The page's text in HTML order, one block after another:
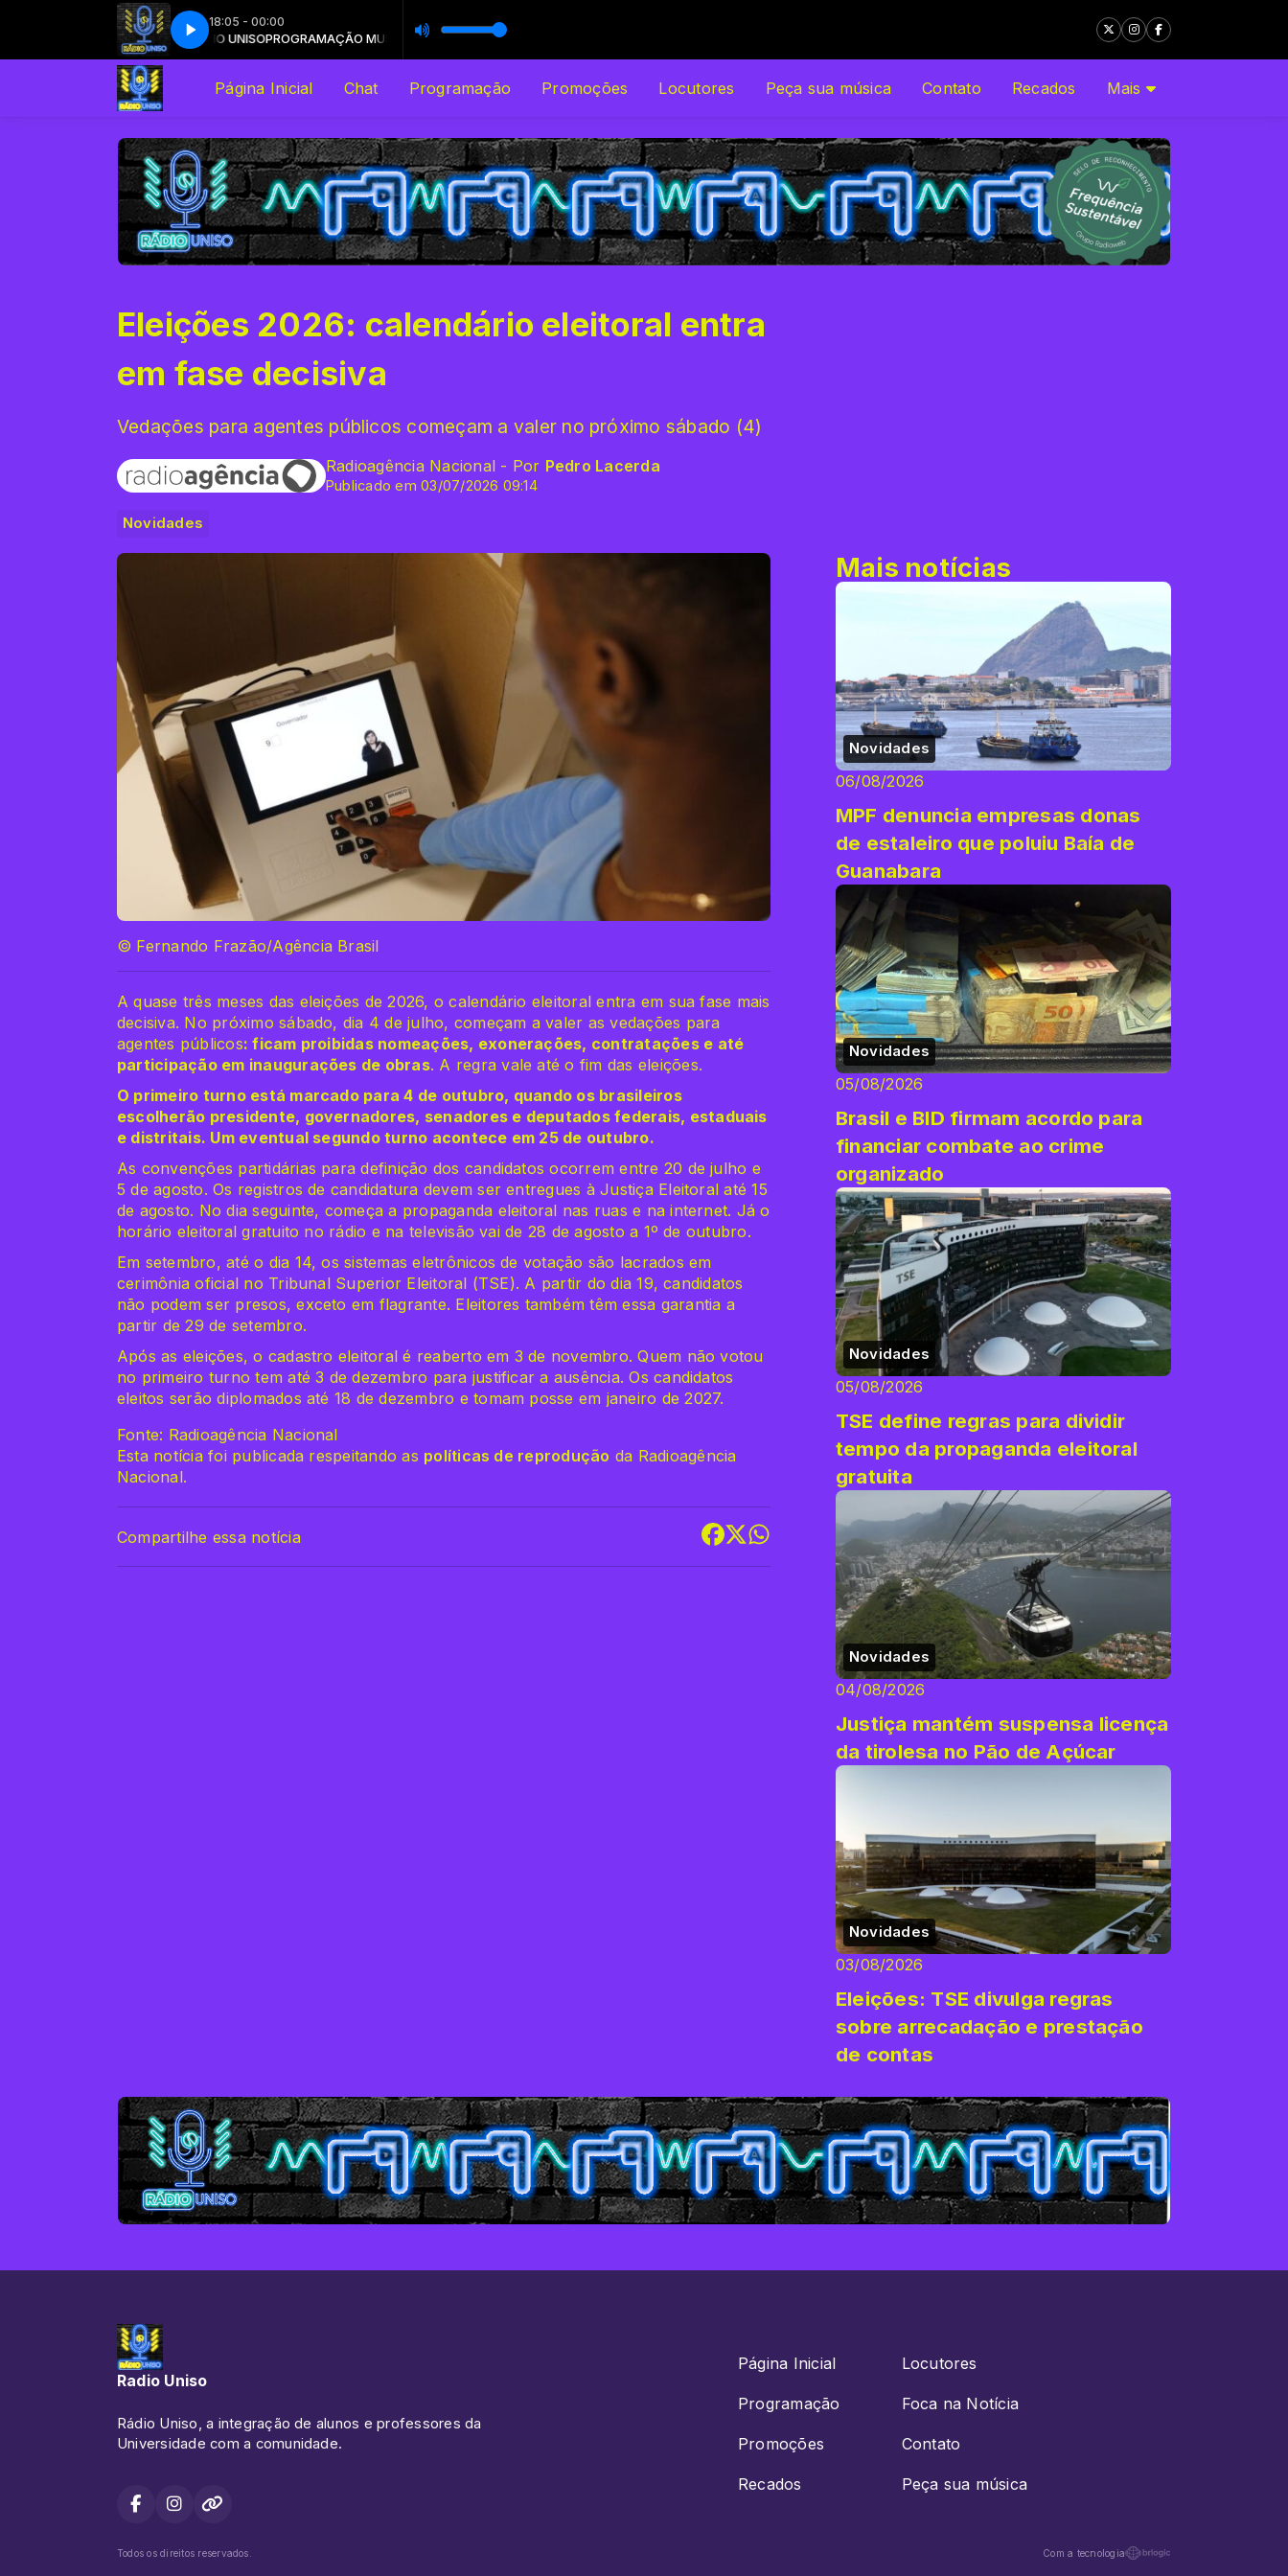
18:05 - 00:00
MUSICAL com RÁDIO UNISOPROGRAMAÇÃO MUSICAL com RÁDIO UNISO
Night (feat. Keyshia Cole) (Radio Edit)Diddy - Last Night (feat. Keyshia Cole) (Radio Edit)
Página Inicial Chat Programação Promoções Locutores Peça sua música Contato Recados Mais
Eleições 2026: calendário eleitoral entra
em fase decisiva
Vedações para agentes públicos começam a valer no próximo sábado (4)
Radioagência Nacional - Por Pedro Lacerda
Publicado em 03/07/2026 09:14
Novidades
© Fernando Frazão/Agência Brasil
A quase três meses das eleições de 2026, o calendário eleitoral entra em sua fase mais
decisiva. No próximo sábado, dia 4 de julho, começam a valer as vedações para
agentes públicos: ficam proibidas nomeações, exonerações, contratações e até
participação em inaugurações de obras. A regra vale até o fim das eleições.
O primeiro turno está marcado para 4 de outubro, quando os brasileiros
escolherão presidente, governadores, senadores e deputados federais, estaduais
e distritais. Um eventual segundo turno acontece em 25 de outubro.
As convenções partidárias para definição dos candidatos ocorrem entre 20 de julho e
5 de agosto. Os registros de candidatura devem ser entregues à Justiça Eleitoral até 15
de agosto. No dia seguinte, começa a propaganda eleitoral nas ruas e na internet. Já o
horário eleitoral gratuito no rádio e na televisão vai de 28 de agosto a 1º de outubro.
Em setembro, até o dia 14, os sistemas eletrônicos de votação são lacrados em
cerimônia oficial no Tribunal Superior Eleitoral (TSE). A partir do dia 19, candidatos
não podem ser presos, exceto em flagrante. Eleitores também têm essa garantia a
partir de 29 de setembro.
Após as eleições, o cadastro eleitoral é reaberto em 3 de novembro. Quem não votou
no primeiro turno tem até 3 de dezembro para justificar a ausência. Os candidatos
eleitos serão diplomados até 18 de dezembro e tomam posse em janeiro de 2027.
Fonte: Radioagência Nacional
Esta notícia foi publicada respeitando as políticas de reprodução da Radioagência
Nacional.
Compartilhe essa notícia
Mais notícias
Novidades
06/08/2026
MPF denuncia empresas donas
de estaleiro que poluiu Baía de
Guanabara
Novidades
05/08/2026
Brasil e BID firmam acordo para
financiar combate ao crime
organizado
Novidades
05/08/2026
TSE define regras para dividir
tempo da propaganda eleitoral
gratuita
Novidades
04/08/2026
Justiça mantém suspensa licença
da tirolesa no Pão de Açúcar
Novidades
03/08/2026
Eleições: TSE divulga regras
sobre arrecadação e prestação
de contas
Radio Uniso
Rádio Uniso, a integração de alunos e professores da
Universidade com a comunidade.
Página Inicial
Programação
Promoções
Recados
Locutores
Foca na Notícia
Contato
Peça sua música
Todos os direitos reservados. Com a tecnologia